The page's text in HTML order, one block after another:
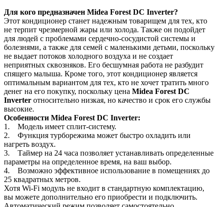
Для кого предназначен Midea Forest DC Inverter?
Этот кондиционер станет надежным товарищем для тех, кто
не терпит чрезмерной жары или холода. Также он подойдет
для людей с проблемами сердечно-сосудистой системы и
болезнями, а также для семей с маленькими детьми, поскольку
не выдает потоков холодного воздуха и не создает
неприятных сквозняков. Его бесшумная работа не разбудит
спящего малыша. Кроме того, этот кондиционер является
оптимальным вариантом для тех, кто не хочет тратить много
денег на его покупку, поскольку цена Midea Forest DC
Inverter относительно низкая, но качество и срок его службы
высокие.
Особенности Midea Forest DC Inverter:
1. Модель имеет сплит-систему.
2. Функция турборежима может быстро охладить или
нагреть воздух.
3. Таймер на 24 часа позволяет устанавливать определенные
параметры на определенное время, на ваш выбор.
4. Возможно эффективное использование в помещениях до
25 квадратных метров.
Хотя Wi-Fi модуль не входит в стандартную комплектацию,
вы можете дополнительно его приобрести и подключить.